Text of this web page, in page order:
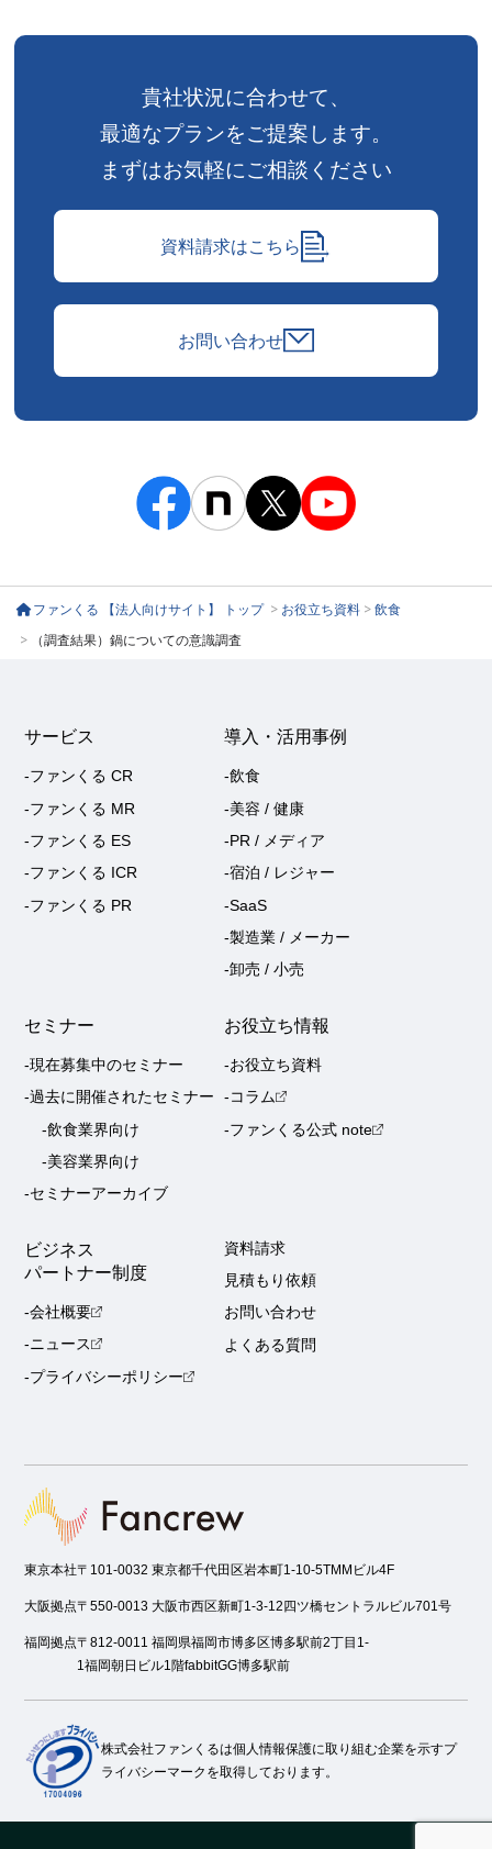
貴社状況に合わせて、
最適なプランをご提案します。
まずはお気軽にご相談ください
資料請求はこちら
お問い合わせ
ファンくる 【法人向けサイト】 トップ > お役立ち資料 >飲食
> （調査結果）鍋についての意識調査
サービス
-ファンくる CR
-ファンくる MR
-ファンくる ES
-ファンくる ICR
-ファンくる PR
導入・活用事例
-飲食
-美容 / 健康
-PR / メディア
-宿泊 / レジャー
-SaaS
-製造業 / メーカー
-卸売 / 小売
セミナー
-現在募集中のセミナー
-過去に開催されたセミナー
-飲食業界向け
-美容業界向け
-セミナーアーカイブ
お役立ち情報
-お役立ち資料
-コラム
-ファンくる公式 note
ビジネス
パートナー制度
-会社概要
-ニュース
-プライバシーポリシー
資料請求
見積もり依頼
お問い合わせ
よくある質問
東京本社〒101-0032 東京都千代田区岩本町1-10-5TMMビル4F
大阪拠点〒550-0013 大阪市西区新町1-3-12四ツ橋セントラルビル701号
福岡拠点〒812-0011 福岡県福岡市博多区博多駅前2丁目1-
1福岡朝日ビル1階fabbitGG博多駅前
株式会社ファンくるは個人情報保護に取り組む企業を示すプ
ライバシーマークを取得しております。